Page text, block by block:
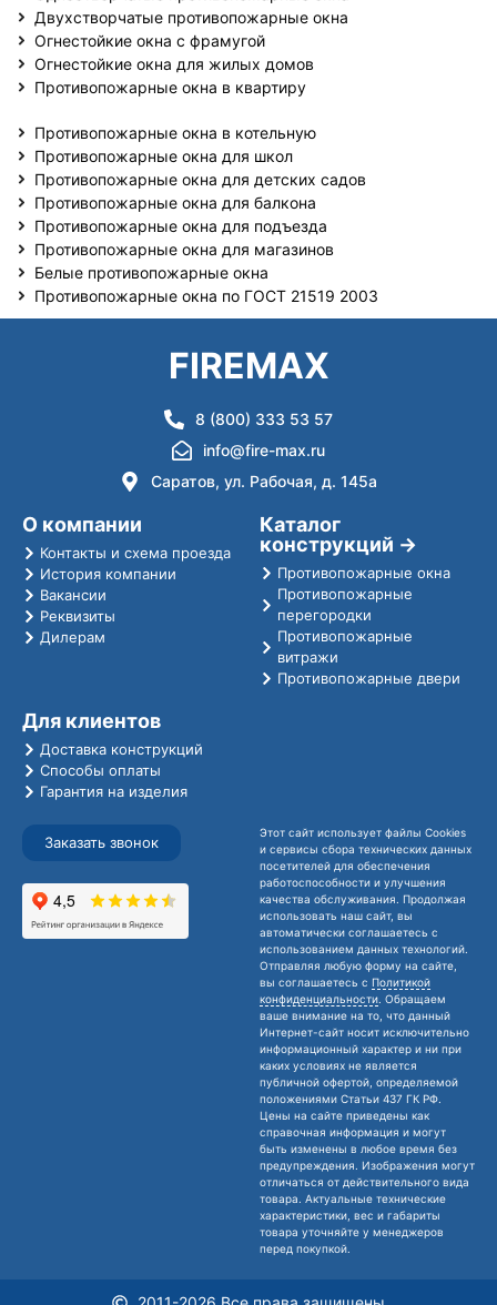
Двухстворчатые противопожарные окна
Огнестойкие окна с фрамугой
Огнестойкие окна для жилых домов
Противопожарные окна в квартиру
Противопожарные окна в котельную
Противопожарные окна для школ
Противопожарные окна для детских садов
Противопожарные окна для балкона
Противопожарные окна для подъезда
Противопожарные окна для магазинов
Белые противопожарные окна
Противопожарные окна по ГОСТ 21519 2003
FIREMAX
8 (800) 333 53 57
info@fire-max.ru
Саратов, ул. Рабочая, д. 145а
О компании
Контакты и схема проезда
История компании
Вакансии
Реквизиты
Дилерам
Каталог
конструкций →
Противопожарные окна
Противопожарные
перегородки
Противопожарные
витражи
Противопожарные двери
Для клиентов
Доставка конструкций
Способы оплаты
Гарантия на изделия
Заказать звонок
Этот сайт использует файлы Cookies
и сервисы сбора технических данных
посетителей для обеспечения
работоспособности и улучшения
качества обслуживания. Продолжая
использовать наш сайт, вы
автоматически соглашаетесь с
использованием данных технологий.
Отправляя любую форму на сайте,
вы соглашаетесь с Политикой
конфиденциальности. Обращаем
ваше внимание на то, что данный
Интернет-сайт носит исключительно
информационный характер и ни при
каких условиях не является
публичной офертой, определяемой
положениями Статьи 437 ГК РФ.
Цены на сайте приведены как
справочная информация и могут
быть изменены в любое время без
предупреждения. Изображения могут
отличаться от действительного вида
товара. Актуальные технические
характеристики, вес и габариты
товара уточняйте у менеджеров
перед покупкой.